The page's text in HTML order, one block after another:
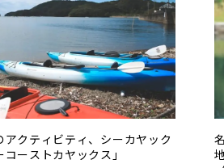
アクティビティ、シーカヤック
ーストカヤックス」